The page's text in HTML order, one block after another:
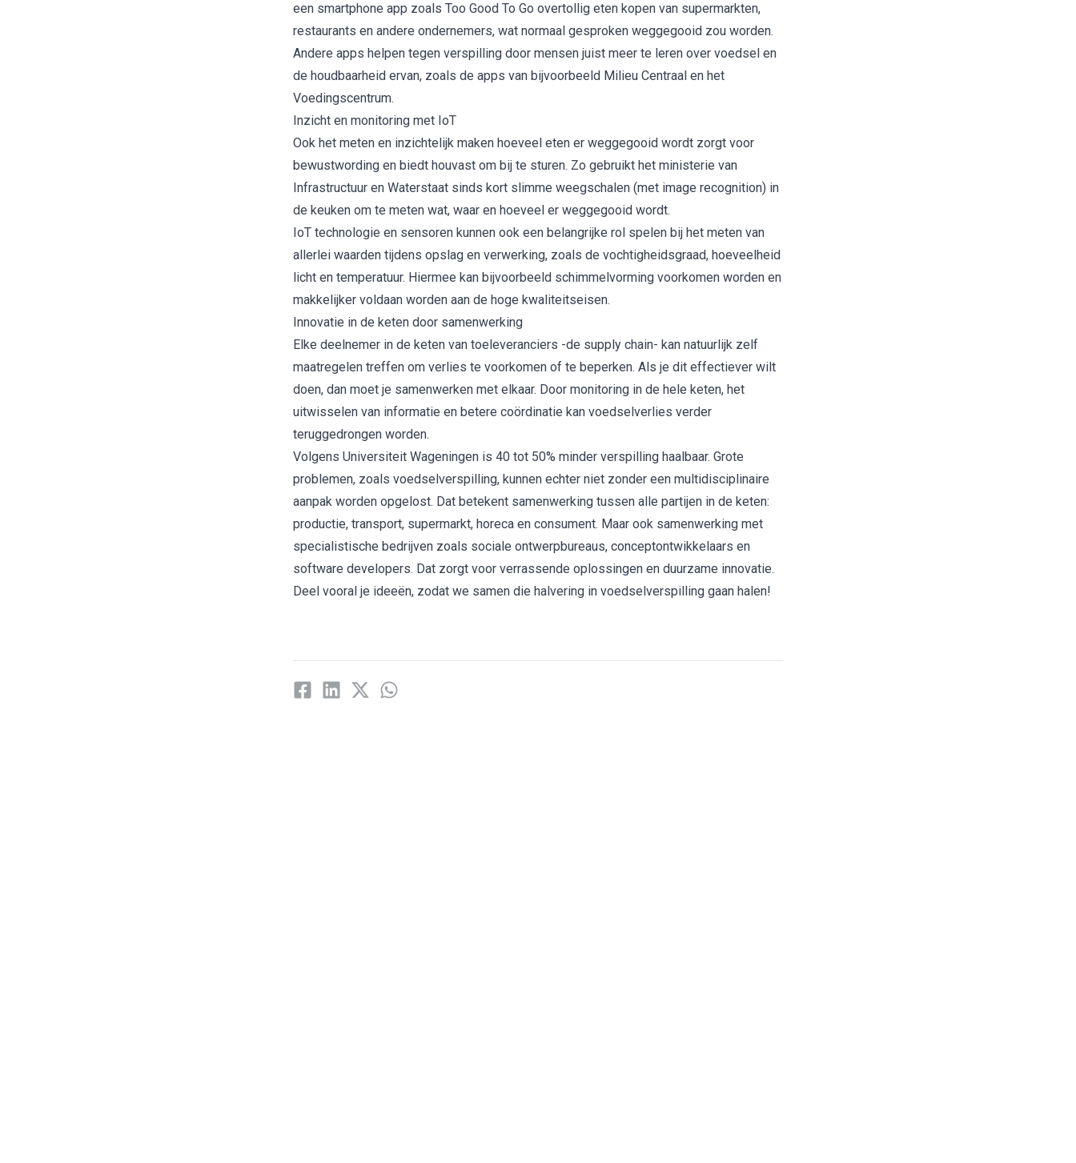
een smartphone app zoals Too Good To Go overtollig eten kopen van supermarkten,
restaurants en andere ondernemers, wat normaal gesproken weggegooid zou worden.
Andere apps helpen tegen verspilling door mensen juist meer te leren over voedsel en
de houdbaarheid ervan, zoals de apps van bijvoorbeeld Milieu Centraal en het
Voedingscentrum.
Inzicht en monitoring met IoT
Ook het meten en inzichtelijk maken hoeveel eten er weggegooid wordt zorgt voor
bewustwording en biedt houvast om bij te sturen. Zo gebruikt het ministerie van
Infrastructuur en Waterstaat sinds kort slimme weegschalen (met image recognition) in
de keuken om te meten wat, waar en hoeveel er weggegooid wordt.
IoT technologie en sensoren kunnen ook een belangrijke rol spelen bij het meten van
allerlei waarden tijdens opslag en verwerking, zoals de vochtigheidsgraad, hoeveelheid
licht en temperatuur. Hiermee kan bijvoorbeeld schimmelvorming voorkomen worden en
makkelijker voldaan worden aan de hoge kwaliteitseisen.
Innovatie in de keten door samenwerking
Elke deelnemer in de keten van toeleveranciers -de supply chain- kan natuurlijk zelf
maatregelen treffen om verlies te voorkomen of te beperken. Als je dit effectiever wilt
doen, dan moet je samenwerken met elkaar. Door monitoring in de hele keten, het
uitwisselen van informatie en betere coördinatie kan voedselverlies verder
teruggedrongen worden.
Volgens Universiteit Wageningen is 40 tot 50% minder verspilling haalbaar. Grote
problemen, zoals voedselverspilling, kunnen echter niet zonder een multidisciplinaire
aanpak worden opgelost. Dat betekent samenwerking tussen alle partijen in de keten:
productie, transport, supermarkt, horeca en consument. Maar ook samenwerking met
specialistische bedrijven zoals sociale ontwerpbureaus, conceptontwikkelaars en
software developers. Dat zorgt voor verrassende oplossingen en duurzame innovatie.
Deel vooral je ideeën, zodat we samen die halvering in voedselverspilling gaan halen!